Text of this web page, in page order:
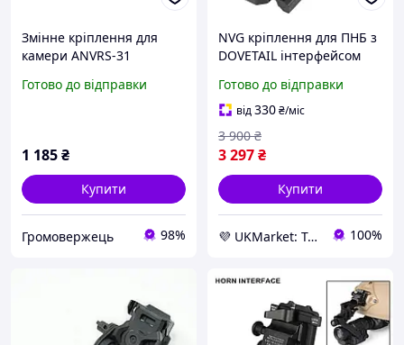
Змінне кріплення для
камери ANVRS-31
Чорний, Різне, PVS-31
Готово до відправки
1 185₴
Купити
Громовержець 98%
NVG кріплення для ПНБ з
DOVETAIL інтерфейсом
NV8000, NV8160, PVS-
15/18/21/31 Wilcox L4G24,
чорний -UKMarket-
Готово до відправки
від330₴/міс
3 297₴
3 900 ₴
Купити
💜 UKMarket: Товари для дому та саду: тенти, штори, м'які вікна, меблі. Товари для спорту. Техніка 100%